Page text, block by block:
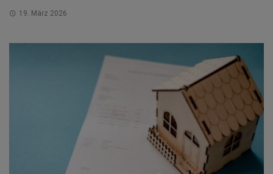
19. März 2026